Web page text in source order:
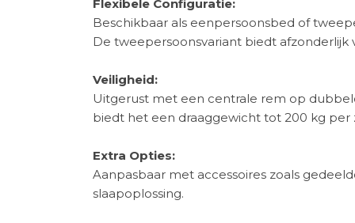
Flexibele Configuratie:
Beschikbaar als eenpersoonsbed of
De tweepersoonsvariant biedt afzonderlijk
Veiligheid:
Uitgerust met een centrale rem op
biedt het een draaggewicht tot 200 kg per
Extra Opties:
Aanpasbaar met accessoires zoals
slaapoplossing.